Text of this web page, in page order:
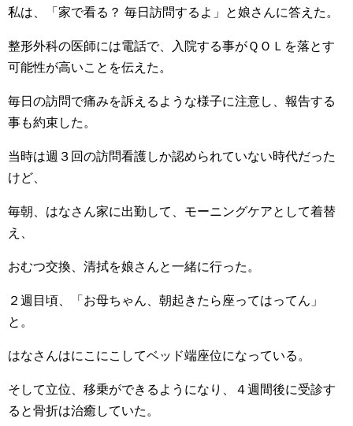
私は、「家で看る？ 毎日訪問するよ」と娘さんに答えた。
整形外科の医師には電話で、入院する事がＱＯＬを落とす
可能性が高いことを伝えた。
毎日の訪問で痛みを訴えるような様子に注意し、報告する
事も約束した。
当時は週３回の訪問看護しか認められていない時代だった
けど、
毎朝、はなさん家に出勤して、モーニングケアとして着替
え、
おむつ交換、清拭を娘さんと一緒に行った。
２週目頃、「お母ちゃん、朝起きたら座ってはってん」
と。
はなさんはにこにこしてベッド端座位になっている。
そして立位、移乗ができるようになり、４週間後に受診す
ると骨折は治癒していた。